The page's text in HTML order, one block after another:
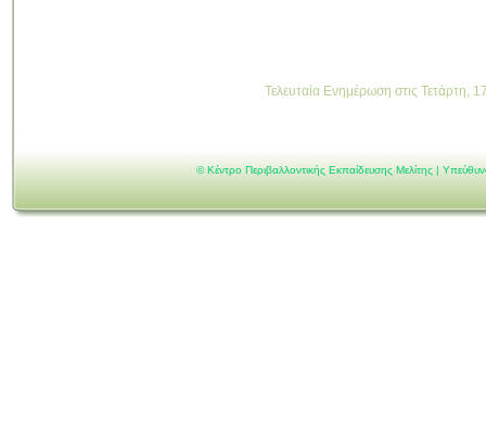
Τελευταία Ενημέρωση στις Τετάρτη,
© Κέντρο Περιβαλλοντικής Εκπαίδευσης Μελίτης |